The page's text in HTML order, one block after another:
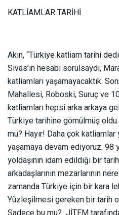
KATLİAMLAR TARİHİ
Akın, “Türkiye katliam tarihi
Sivas’ın hesabı sorulsaydı,
katliamları yaşamayacaktık.
Mahallesi, Roboski, Suruç ve
katliamları hepsi arka arkaya
Türkiye tarihine gömülmüş
mu? Hayır! Daha çok katliamlar
yaşamaya devam ediyoruz. 98
yoldaşının idam edildiği bir
arkadaşlarının mezarlarının
zamanda Türkiye için bir kara
Yüzleşilmesi gereken bir tarih